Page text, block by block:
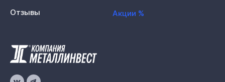
Отзывы
Акции %